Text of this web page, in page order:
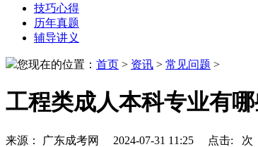
技巧心得
历年真题
辅导讲义
您现在的位置： 首页 > 资讯 > 常见问题 >
工程类成人本科专业有
来源： 广东成考网 2024-07-31 11:25 点击: 次